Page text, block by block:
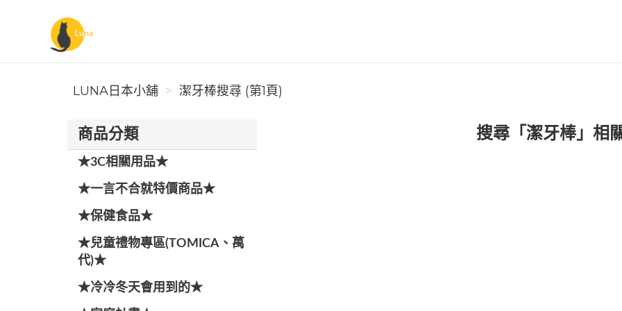
Luna日本小舖
LUNA日本小舖 潔牙棒搜尋 (第1頁)
商品分類
★3C相關用品★
★一言不合就特價商品★
★保健食品★
★兒童禮物專區(TOMICA、萬
代)★
★冷冷冬天會用到的★
搜尋「潔牙棒」相